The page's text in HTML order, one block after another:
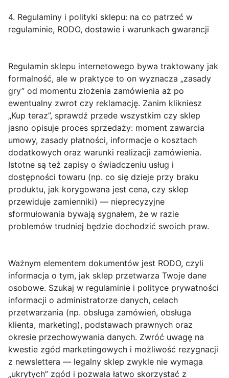
4. Regulaminy i polityki sklepu: na co patrzeć w
regulaminie, RODO, dostawie i warunkach gwarancji
Regulamin sklepu internetowego bywa traktowany jak
formalność, ale w praktyce to on wyznacza „zasady
gry” od momentu złożenia zamówienia aż po
ewentualny zwrot czy reklamację. Zanim klikniesz
„Kup teraz”, sprawdź przede wszystkim czy sklep
jasno opisuje proces sprzedaży: moment zawarcia
umowy, zasady płatności, informacje o kosztach
dodatkowych oraz warunki realizacji zamówienia.
Istotne są też zapisy o świadczeniu usług i
dostępności towaru (np. co się dzieje przy braku
produktu, jak korygowana jest cena, czy sklep
przewiduje zamienniki) — nieprecyzyjne
sformułowania bywają sygnałem, że w razie
problemów trudniej będzie dochodzić swoich praw.
Ważnym elementem dokumentów jest RODO, czyli
informacja o tym, jak sklep przetwarza Twoje dane
osobowe. Szukaj w regulaminie i polityce prywatności
informacji o administratorze danych, celach
przetwarzania (np. obsługa zamówień, obsługa
klienta, marketing), podstawach prawnych oraz
okresie przechowywania danych. Zwróć uwagę na
kwestie zgód marketingowych i możliwość rezygnacji
z newslettera — legalny sklep zwykle nie wymaga
„ukrytych” zgód i pozwala łatwo skorzystać z